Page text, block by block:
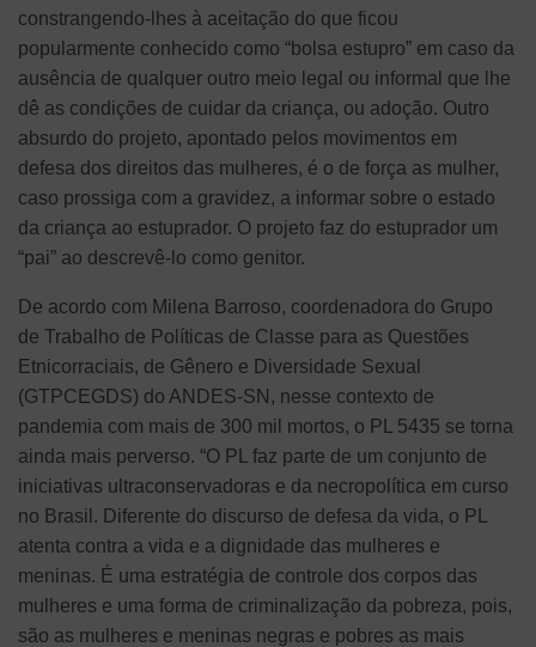
constrangendo-lhes à aceitação do que ficou
popularmente conhecido como “bolsa estupro” em caso da
ausência de qualquer outro meio legal ou informal que lhe
dê as condições de cuidar da criança, ou adoção. Outro
absurdo do projeto, apontado pelos movimentos em
defesa dos direitos das mulheres, é o de força as mulher,
caso prossiga com a gravidez, a informar sobre o estado
da criança ao estuprador. O projeto faz do estuprador um
“pai” ao descrevê-lo como genitor.
De acordo com Milena Barroso, coordenadora do Grupo
de Trabalho de Políticas de Classe para as Questões
Etnicorraciais, de Gênero e Diversidade Sexual
(GTPCEGDS) do ANDES-SN, nesse contexto de
pandemia com mais de 300 mil mortos, o PL 5435 se torna
ainda mais perverso. “O PL faz parte de um conjunto de
iniciativas ultraconservadoras e da necropolítica em curso
no Brasil. Diferente do discurso de defesa da vida, o PL
atenta contra a vida e a dignidade das mulheres e
meninas. É uma estratégia de controle dos corpos das
mulheres e uma forma de criminalização da pobreza, pois,
são as mulheres e meninas negras e pobres as mais